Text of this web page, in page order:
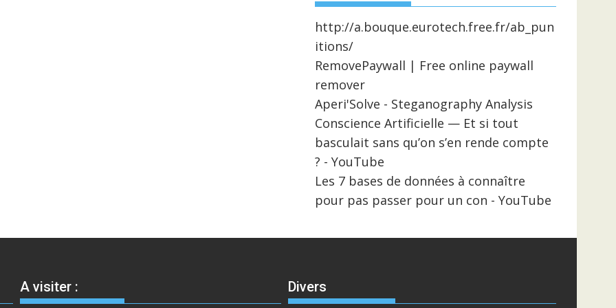
http://a.bouque.eurotech.free.fr/ab_pun
itions/
RemovePaywall | Free online paywall
remover
Aperi'Solve - Steganography Analysis
Conscience Artificielle — Et si tout
basculait sans qu’on s’en rende compte
? - YouTube
Les 7 bases de données à connaître
pour pas passer pour un con - YouTube
A visiter : Divers